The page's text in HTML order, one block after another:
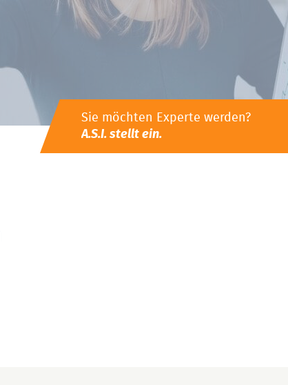
Sie möchten Experte werden?
A.S.I. stellt ein.